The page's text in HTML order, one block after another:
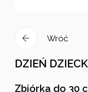
Wróć
DZIEŃ
Zbiórka do 30